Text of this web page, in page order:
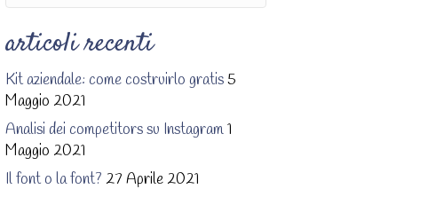
articoli recenti
Kit aziendale: come costruirlo gratis5
Maggio 2021
Analisi dei competitors su Instagram1
Maggio 2021
Il font o la font? 27 Aprile 2021